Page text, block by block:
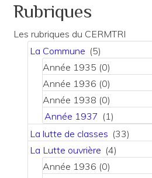
Rubriques
Les rubriques du CERMTRI
La Commune (5)
Année 1935 (0)
Année 1936 (0)
Année 1938 (0)
Année 1937 (1)
La lutte de classes (33)
La Lutte ouvrière (4)
Année 1936 (0)